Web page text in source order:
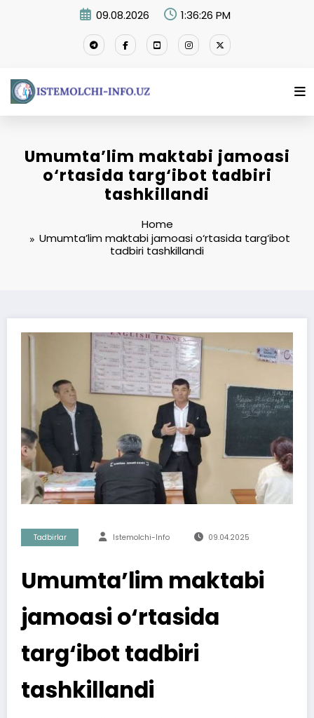
09.08.2026 1:36:26 PM
Umumta’lim maktabi jamoasi
o‘rtasida targ‘ibot tadbiri
tashkillandi
Home
Umumta’lim maktabi jamoasi o‘rtasida targ‘ibot
tadbiri tashkillandi
Tadbirlar Istemolchi-Info 09.04.2025
Umumta’lim maktabi
jamoasi o‘rtasida
targ‘ibot tadbiri
tashkillandi